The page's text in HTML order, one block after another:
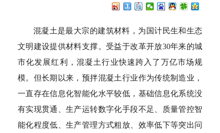
混凝土是最大宗的建筑材料，为国计民生和生态
文明建设提供材料支撑。受益于改革开放30年来的城
市化发展红利，混凝土行业快速跨入了万亿市场规
模。但长期以来，预拌混凝土行业作为传统制造业，
一直存在信息化智能化水平较低，基础信息化系统没
有实现贯通、生产运转数字化手段不足、质量管控智
能化程度低、生产管理方式粗放、效率低下等突出问